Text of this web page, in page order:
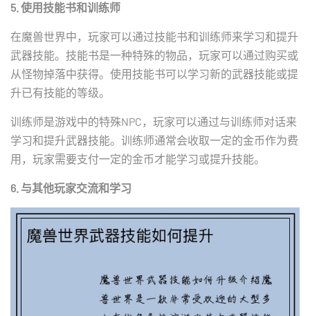
5. 使用技能书和训练师
在魔兽世界中，玩家可以通过技能书和训练师来学习和提升
武器技能。技能书是一种特殊的物品，玩家可以通过购买或
从怪物掉落中获得。使用技能书可以学习新的武器技能或提
升已有技能的等级。
训练师是游戏中的特殊NPC，玩家可以通过与训练师对话来
学习和提升武器技能。训练师通常会收取一定的金币作为费
用，玩家需要支付一定的金币才能学习或提升技能。
6. 与其他玩家交流和学习